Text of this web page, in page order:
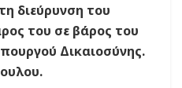
διεύρυνση του
του σε βάρος του
Δικαιοσύνης.